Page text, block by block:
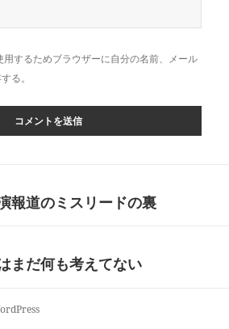
用するためブラウザーに自分の名前、メール
る。
報道のミスリードの裏
まだ何も考えてない